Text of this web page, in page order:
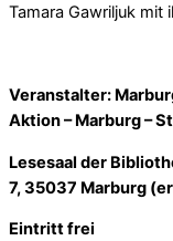
Tamara Gawriljuk mit
Veranstalter:
Aktion – Marburg –
Lesesaal der
7, 35037 Marburg
Eintritt frei